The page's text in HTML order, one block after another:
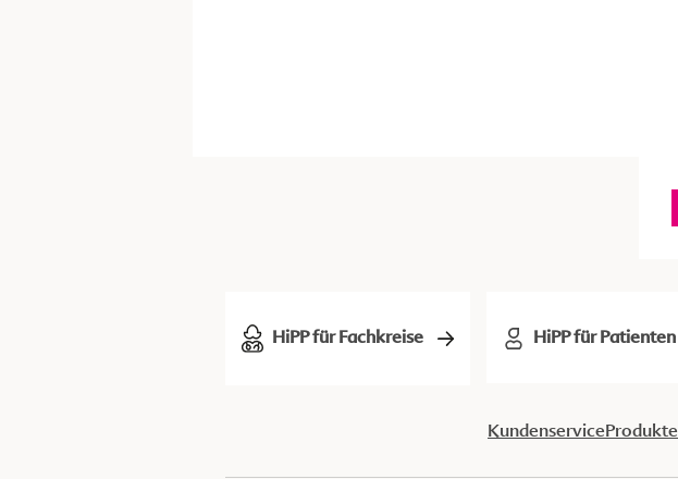
HiPP für Fachkreise HiPP für Patienten
KundenserviceProdukte